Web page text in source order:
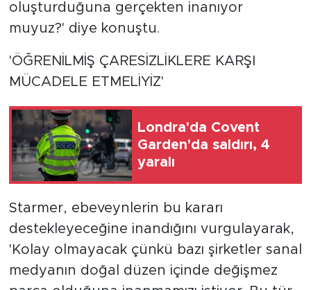
oluşturduğuna gerçekten inanıyor
muyuz?' diye konuştu.
'ÖĞRENİLMİŞ ÇARESİZLİKLERE KARŞI
MÜCADELE ETMELİYİZ'
Londra'da Covent
Garden'da saldırı, 4
yaralı
Starmer, ebeveynlerin bu kararı
destekleyeceğine inandığını vurgulayarak,
'Kolay olmayacak çünkü bazı şirketler sanal
medyanın doğal düzen içinde değişmez